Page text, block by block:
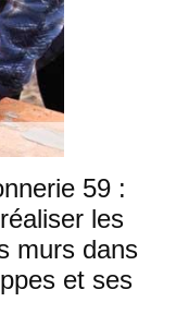
59 :
les
murs dans
et ses